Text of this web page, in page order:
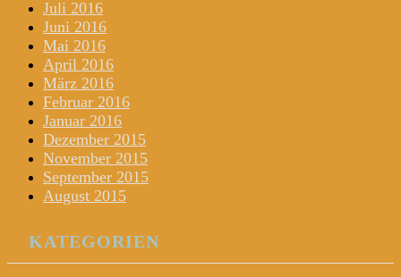
Juli 2016
Juni 2016
Mai 2016
April 2016
März 2016
Februar 2016
Januar 2016
Dezember 2015
November 2015
September 2015
August 2015
KATEGORIEN